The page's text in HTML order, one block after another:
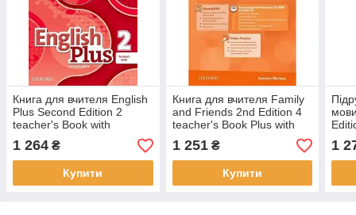
Книга для вчителя English
Plus Second Edition 2
teacher's Book with
teacher's Resource Disk
and access to
1 264 ₴
Купити
Книга для вчителя Family
and Friends 2nd Edition 4
teacher's Book Plus with
Assessment and Resource
CD-ROM and
1 251₴
Купити
1